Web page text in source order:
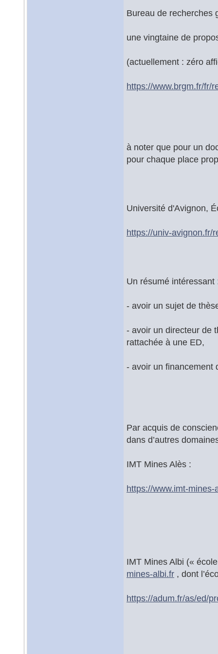
Bureau de recherches
une vingtaine de
(actuellement : zéro
https://www.brgm.fr/fr/
à noter que pour un
pour chaque place
Université d'Avignon,
https://univ-
Un résumé intéressant
- avoir un sujet de
- avoir un directeur de
rattachée à une ED,
- avoir un financement
Par acquis de
dans d’autres
IMT Mines Alès :
https://www.imt-
IMT Mines Albi («
mines-albi.fr , dont
https://adum.fr/as/ed/